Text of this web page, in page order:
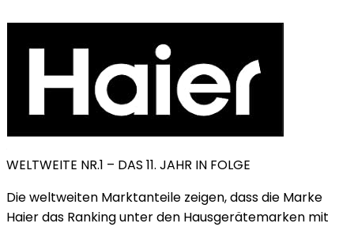
WELTWEITE NR.1 – DAS 11. JAHR IN FOLGE
Die weltweiten Marktanteile zeigen, dass die Marke
Haier das Ranking unter den Hausgerätemarken mit